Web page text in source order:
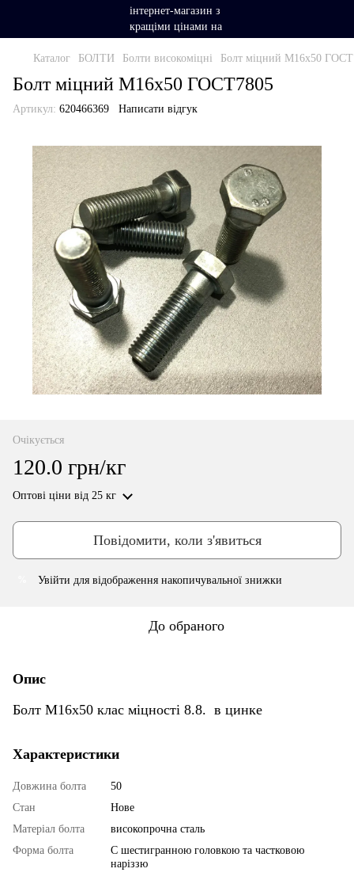
Каталог БОЛТИ Болти високоміцні Болт міцний М16х50
Болт міцний М16х50 ГОСТ7805
Артикул: 620466369 Написати відгук
Очікується
120.0 грн/кг
Оптові ціни від 25 кг
Повідомити, коли з'явиться
Увійти для відображення накопичувальної знижки
До обраного
Опис
Болт М16х50 клас міцності 8.8. в цинке
Характеристики
Довжина болта
50
Стан
Нове
Матеріал болта
високопрочна сталь
Форма болта
С шестигранною головкою та частковою
наріззю